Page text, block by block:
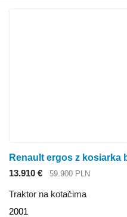
13.910 € 59.900 PLN
Traktor na kotačima
2001